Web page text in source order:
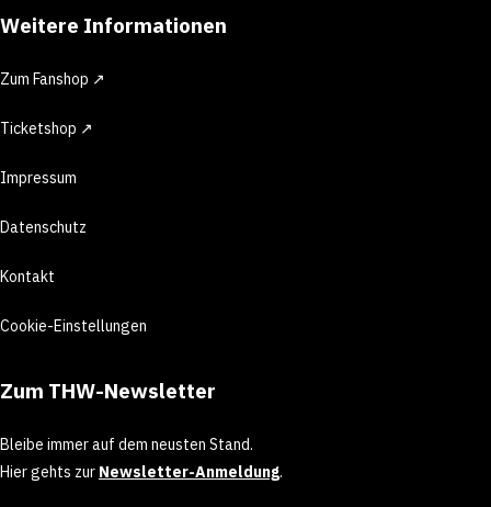
Weitere Informationen
Zum Fanshop ↗
Ticketshop ↗
Impressum
Datenschutz
Kontakt
Cookie-Einstellungen
Zum THW-Newsletter
Bleibe immer auf dem neusten Stand.
Hier gehts zur Newsletter-Anmeldung.